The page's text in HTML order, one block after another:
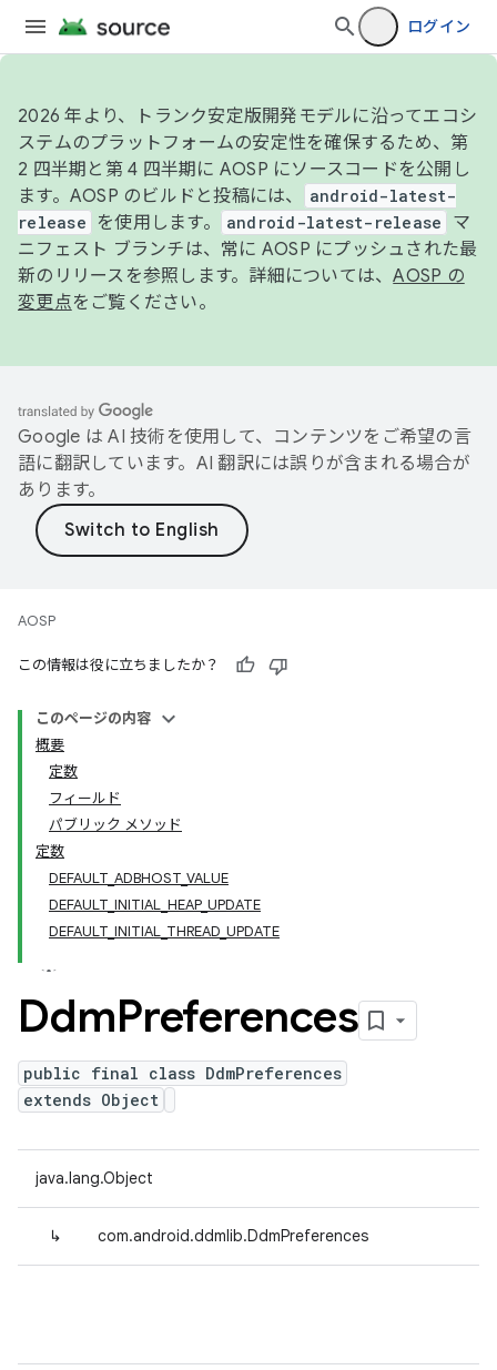
ログイン
2026 年より、トランク安定版開発モデルに沿ってエコシ
ステムのプラットフォームの安定性を確保するため、第
2 四半期と第 4 四半期に AOSP にソースコードを公開し
ます。AOSP のビルドと投稿には、
android-latest-
release
を使用します。 android-latest-release
マ
ニフェスト ブランチは、常に AOSP にプッシュされた最
新のリリースを参照します。詳細については、AOSP の
変更点をご覧ください。
Google は AI 技術を使用して、コンテンツをご希望の言
語に翻訳しています。AI 翻訳には誤りが含まれる場合が
あります。
AOSP
この情報は役に立ちましたか？
このページの内容
概要
定数
フィールド
パブリック メソッド
定数
DEFAULT_ADBHOST_VALUE
DEFAULT_INITIAL_HEAP_UPDATE
DEFAULT_INITIAL_THREAD_UPDATE
DdmPreferences
public final class DdmPreferences
extends Object
java.lang.Object
↳ com.android.ddmlib.DdmPreferences